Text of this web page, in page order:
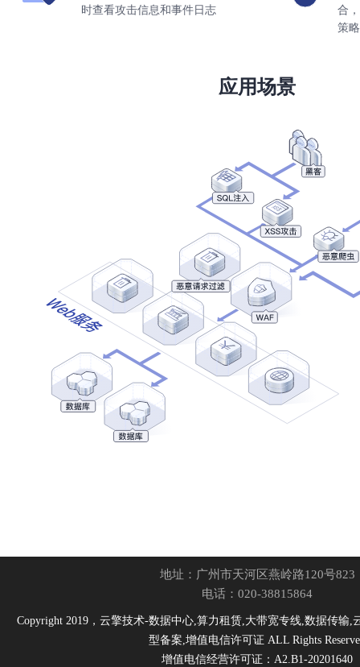
时查看攻击信息和事件日志
合
策略
应用场景
地址：广州市天河区燕岭路120号823
电话：020-38815864
Copyright 2019，云擎技术-数据中心,算力租赁,大带宽专线,数据传输,
型备案,增值电信许可证 ALL Rights
增值电信经营许可证：A2.B1-20201640